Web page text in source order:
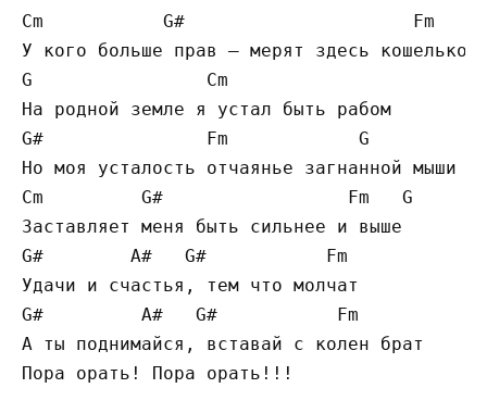
Cm           G#                     Fm
У кого больше прав — мерят здесь кошельком
G                Cm
На родной земле я устал быть рабом
G#               Fm            G
Но моя усталость отчаянье загнанной мыши
Cm         G#                 Fm   G
Заставляет меня быть сильнее и выше
G#        A#   G#           Fm
Удачи и счастья, тем что молчат
G#         A#   G#           Fm
А ты поднимайся, вставай с колен брат
Пора орать! Пора орать!!!